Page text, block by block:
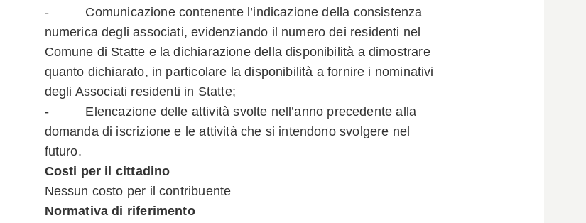
- Comunicazione contenente l’indicazione della consistenza
numerica degli associati, evidenziando il numero dei residenti nel
Comune di Statte e la dichiarazione della disponibilità a dimostrare
quanto dichiarato, in particolare la disponibilità a fornire i nominativi
degli Associati residenti in Statte;
- Elencazione delle attività svolte nell’anno precedente alla
domanda di iscrizione e le attività che si intendono svolgere nel
futuro.
Costi per il cittadino
Nessun costo per il contribuente
Normativa di riferimento